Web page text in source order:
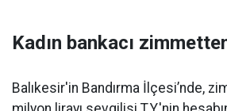
Kadın bankacı
Balıkesir'in Bandırma İlçesi’nde,